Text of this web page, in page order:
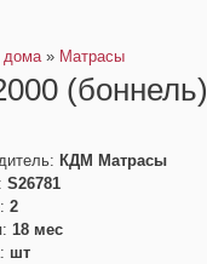
дома » Матрасы
(боннель)
: КДМ Матрасы
: S26781
: 2
: 18 мес
: шт